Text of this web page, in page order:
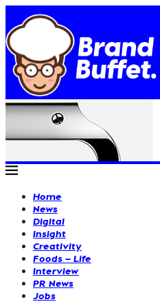
Home
News
Digital
Insight
Creativity
Foods – Life
Interview
PR News
Jobs